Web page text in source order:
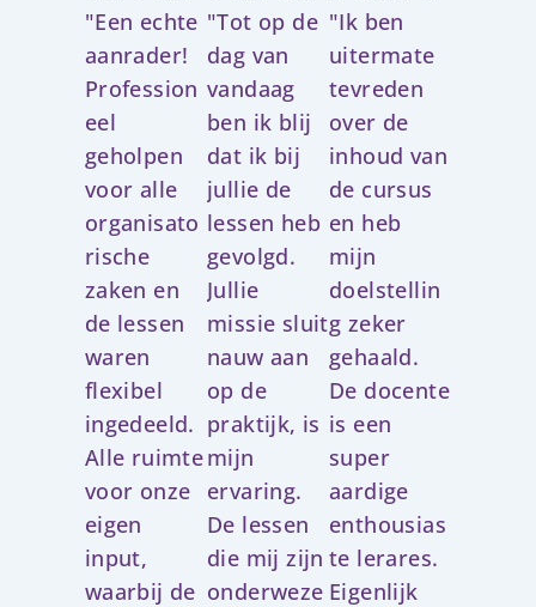
a
r
n
"Een echte
aanrader!
Profession
eel
geholpen
voor alle
organisato
rische
zaken en
de lessen
waren
flexibel
ingedeeld.
Alle ruimte
voor onze
eigen
input,
waarbij de
a
n
v
5
"Tot op de
dag van
vandaag
ben ik blij
dat ik bij
jullie de
lessen heb
gevolgd.
Jullie
missie sluit
nauw aan
op de
praktijk, is
mijn
ervaring.
De lessen
die mij zijn
onderweze
5
n
"Ik ben
uitermate
tevreden
over de
inhoud van
de cursus
en heb
mijn
doelstellin
g zeker
gehaald.
De docente
is een
super
aardige
enthousias
te lerares.
Eigenlijk